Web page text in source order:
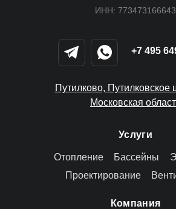
Услуги
Отопление
Бассейны
Проектирование
Компания
Путилково, Путилковское
Московская
+7 495
ИНН: 773473166643